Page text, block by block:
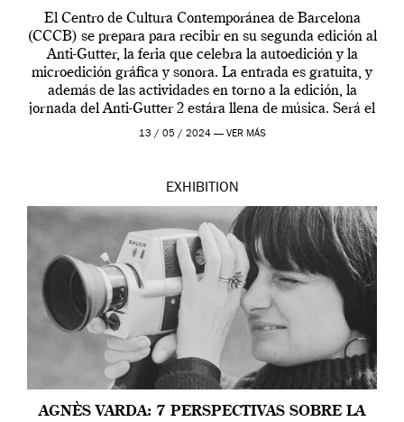
El Centro de Cultura Contemporánea de Barcelona
(CCCB) se prepara para recibir en su segunda edición al
Anti-Gutter, la feria que celebra la autoedición y la
microedición gráfica y sonora. La entrada es gratuita, y
además de las actividades en torno a la edición, la
jornada del Anti-Gutter 2 estára llena de música. Será el
[…]
13 / 05 / 2024 — VER MÁS
EXHIBITION
AGNÈS VARDA: 7 PERSPECTIVAS SOBRE LA